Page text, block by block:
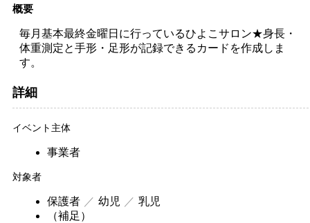
概要
毎月基本最終金曜日に行っているひよこサロン★身長・
体重測定と手形・足形が記録できるカードを作成しま
す。
詳細
イベント主体
事業者
対象者
保護者 幼児
乳児
（補足）